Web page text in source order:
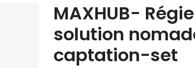
MAXHUB-
solution
captation-set